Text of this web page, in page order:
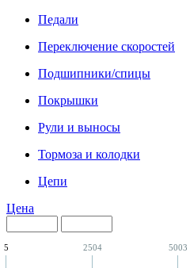
Педали
Переключение скоростей
Подшипники/спицы
Покрышки
Рули и выносы
Тормоза и колодки
Цепи
Цена
5 2504 5003